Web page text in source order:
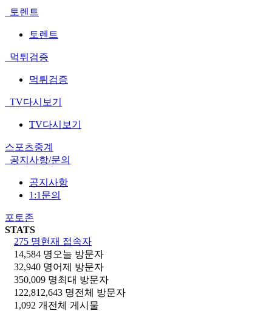
토렌트
토렌트
먹튀검증
먹튀검증
TV다시보기
TV다시보기
스포츠중계
공지사항/문의
공지사항
1:1문의
포토존
STATS
275 명현재 접속자
14,584 명 오늘 방문자
32,940 명어제 방문자
350,009 명최대 방문자
122,812,643 명전체 방문자
1,092 개 전체 게시물